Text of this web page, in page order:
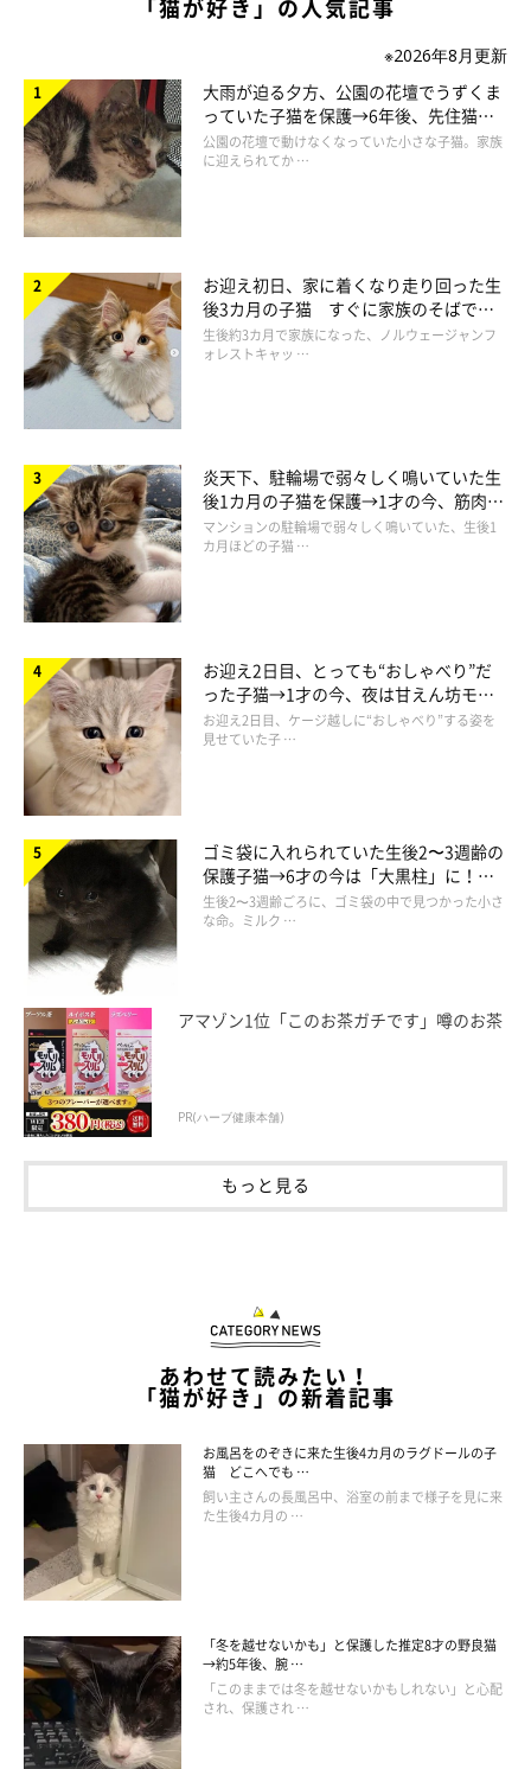
パンダのぬいぐるみと遊ぶちくわくん
@89maro_neko
ちくわくんは元保護猫。飼い主さんとちくわくんは、1年ほど前
に開催された保護猫譲渡会で出会いました。
そんな、ちくわくんにとって、このパンダとペンギンのぬいぐる
みは付き合いが長いものなのだとか。
「パンダのぬいぐるみは、ちくわがわが家で暮らし始めた日から
います。ペンギンも、そのあとすぐにお迎えしたので、ちくわの
遊び相手としては大ベテランです。
いっときはぬいぐるみのことが好き過ぎて、夜中にぬいぐるみを
口にくわえてウロチョロしていたくらいでした。今はほかにもお
毎日のように遊ぶわけではありません。ですが、ぬいぐるみプロ
レスをする際に、一番食いつきがいいのはこのふたつです」
出会いから1年。ちくわくんが見せた大人へ
ペンギンのぬいぐるみの前で振り返るちくわくん
「猫が好き」の人気記事
※2026年8月更新
大雨が迫る夕方、公園の花壇でうずくま
っていた子猫を保護→6年後、先住猫
と“姉妹”のような関係に
公園の花壇で動けなくなっていた小さな子猫。家族
に迎えられてか …
お迎え初日、家に着くなり走り回った生
後3カ月の子猫 すぐに家族のそばで落
ち着く姿に「迎えてよかった」
生後約3カ月で家族になった、ノルウェージャンフ
ォレストキャッ …
炎天下、駐輪場で弱々しく鳴いていた生
後1カ月の子猫を保護→1才の今、筋肉質
でツンデレなコに成長
マンションの駐輪場で弱々しく鳴いていた、生後1
カ月ほどの子猫 …
お迎え2日目、とっても“おしゃべり”だ
った子猫→1才の今、夜は甘えん坊モー
ドになるコに成長！
お迎え2日目、ケージ越しに“おしゃべり”する姿を
見せていた子 …
ゴミ袋に入れられていた生後2〜3週齢の
保護子猫→6才の今は「大黒柱」に！
美しい黒猫に成長した姿にグッとくる
生後2〜3週齢ごろに、ゴミ袋の中で見つかった小さ
な命。ミルク …
アマゾン1位「このお茶ガチです」噂のお茶
PR(ハーブ健康本舗)
もっと見る
あわせて読みたい！
「猫が好き」の新着記事
お風呂をのぞきに来た生後4カ月のラグドールの子
猫 どこへでも …
飼い主さんの長風呂中、浴室の前まで様子を見に来
た生後4カ月の …
「冬を越せないかも」と保護した推定8才の野良猫
→約5年後、腕 …
「このままでは冬を越せないかもしれない」と心配
され、保護され …